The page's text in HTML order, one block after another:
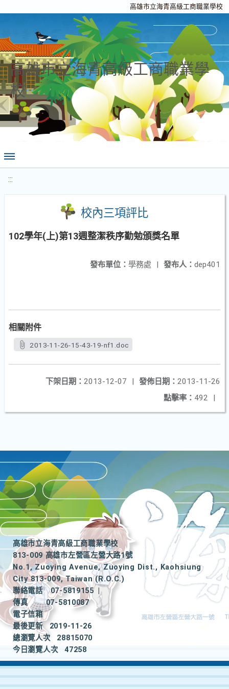
高雄市立海青高級工商職業學校
高雄市立海青高級工商職業學
校
:::
校內三項評比
102學年(上)第13週整潔秩序勤勉頒獎名單
發布人： dep401
發布單位： 學務處 |
相關附件
2013-11-26-15-43-19-nf1.doc
發佈日期： 2013-11-26
下架日期： 2013-12-07
|
點擊率： 492 |
高雄市立海青高級工商職業學校
813-009 高雄市左營區左營大路1號
No.1, Zuoying Avenue, Zuoying Dist., Kaohsiung
City 813-009, Taiwan (R.O.C.)
聯絡電話
07-5819155
|
傳真
07-5810087
電子信箱
最後更新
2019-11-26
總瀏覽人次
28815070
今日瀏覽人次
47258